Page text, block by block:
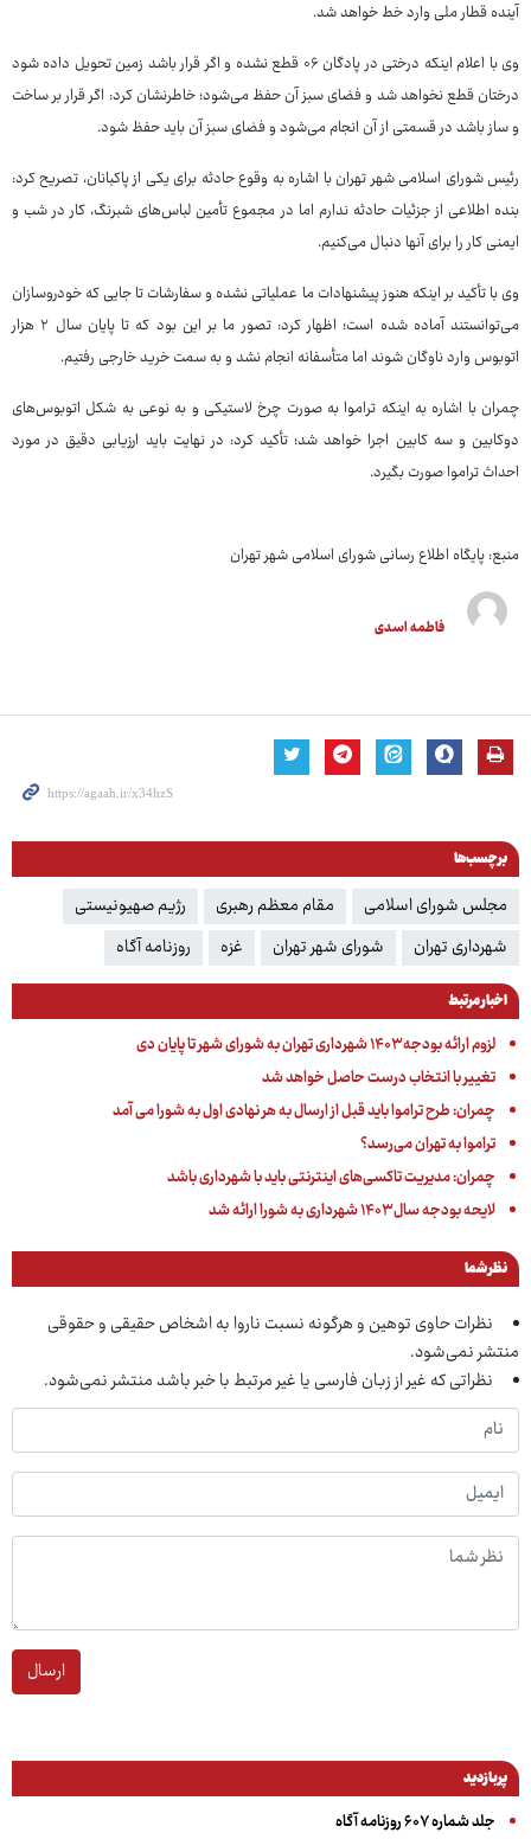
آینده قطار ملی وارد خط خواهد شد.
وی با اعلام اینکه درختی در پادگان ۰۶ قطع نشده و اگر قرار باشد زمین تحویل داده شود
درختان قطع نخواهد شد و فضای سبز آن حفظ می‌شود؛ خاطرنشان کرد: اگر قرار بر ساخت
و ساز باشد در قسمتی از آن انجام می‌شود و فضای سبز آن باید حفظ شود.
رئیس شورای اسلامی شهر تهران با اشاره به وقوع حادثه برای یکی از پاکبانان، تصریح کرد:
بنده اطلاعی از جزئیات حادثه ندارم اما در مجموع تأمین لباس‌های شبرنگ، کار در شب و
ایمنی کار را برای آنها دنبال می‌کنیم.
وی با تأکید بر اینکه هنوز پیشنهادات ما عملیاتی نشده و سفارشات تا جایی که خودروسازان
می‌توانستند آماده شده است؛ اظهار کرد: تصور ما بر این بود که تا پایان سال ۲ هزار
اتوبوس وارد ناوگان شوند اما متأسفانه انجام نشد و به سمت خرید خارجی رفتیم.
چمران با اشاره به اینکه تراموا به صورت چرخ لاستیکی و به نوعی به شکل اتوبوس‌های
دوکابین و سه کابین اجرا خواهد شد؛ تأکید کرد: در نهایت باید ارزیابی دقیق در مورد
احداث تراموا صورت بگیرد.
منبع: پایگاه اطلاع رسانی شورای اسلامی شهر تهران
فاطمه اسدی
برچسب‌ها
مجلس شورای اسلامی مقام معظم رهبری
رژیم صهیونیستی
شهرداری تهران
شورای شهر تهران غزه روزنامه آگاه
اخبار مرتبط
لزوم ارائه بودجه ۱۴۰۳ شهرداری تهران به شورای شهر تا پایان دی
تغییر با انتخاب درست حاصل خواهد شد
چمران: طرح تراموا باید قبل از ارسال به هر نهادی اول به شورا می آمد
تراموا به تهران می‌رسد؟
چمران: مدیریت تاکسی‌های اینترنتی باید با شهرداری باشد
لایحه بودجه سال ۱۴۰۳ شهرداری به شورا ارائه شد
نظر شما
نظرات حاوی توهین و هرگونه نسبت ناروا به اشخاص حقیقی و حقوقی
منتشر نمی‌شود.
نظراتی که غیر از زبان فارسی یا غیر مرتبط با خبر باشد منتشر نمی‌شود.
ارسال
پربازدید
جلد شماره ۶۰۷ روزنامه آگاه